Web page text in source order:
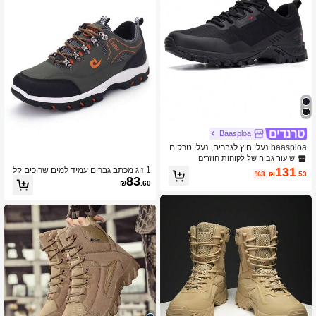
Baasploa
baasploa נעלי חוץ לגברים, נעלי טרקים
איכותיות נגד החלקה לספורט חוץ לגברי
שיעור גבוה של לקוחות חוזרים
₪131.53
%3
1 זוג מכתב גברים עמיד למים שרוכים קל
משקל ספורט רך לנשימה גברים טיפוס מ
זדמן ציד טיולי חוץ ספורט פארק ריצה נע
₪83.60